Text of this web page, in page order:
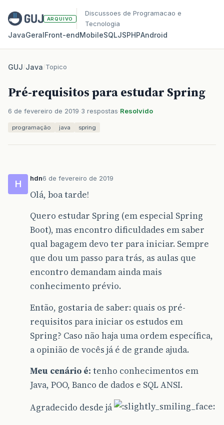
ARQUIVO
Discussoes de Programacao e
Tecnologia
JavaGeralFront‑endMobileSQLJSPHPAndroid
GUJ/Java/Topico
Pré-requisitos para estudar Spring
6 de fevereiro de 2019 3 respostas Resolvido
programação java spring
H
hdn6 de fevereiro de 2019
Olá, boa tarde!
Quero estudar Spring (em especial Spring
Boot), mas encontro dificuldades em saber
qual bagagem devo ter para iniciar. Sempre
que dou um passo para trás, as aulas que
encontro demandam ainda mais
conhecimento prévio.
Então, gostaria de saber: quais os pré-
requisitos para iniciar os estudos em
Spring? Caso não haja uma ordem específica,
a opinião de vocês já é de grande ajuda.
Meu cenário é: tenho conhecimentos em
Java, POO, Banco de dados e SQL ANSI.
Agradecido desde já